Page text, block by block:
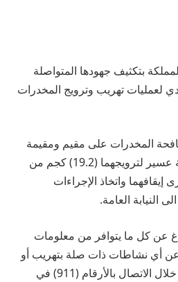
بتكثيف جهودها المتواصلة
لعمليات تهريب وترويج المخدرات
المخدرات على مقيم ومقيمة
من الجنسية اليمنية بمنطقة عسير لترويجهما (19.2) كجم من
واتخاذ الإجراءات
النيابة العامة.
عن كل ما يتوافر من معلومات
عن أي نشاطات ذات صلة بتهريب أو
ترويج المخدرات، وذلك من خلال الاتصال بالأرقام (911) في